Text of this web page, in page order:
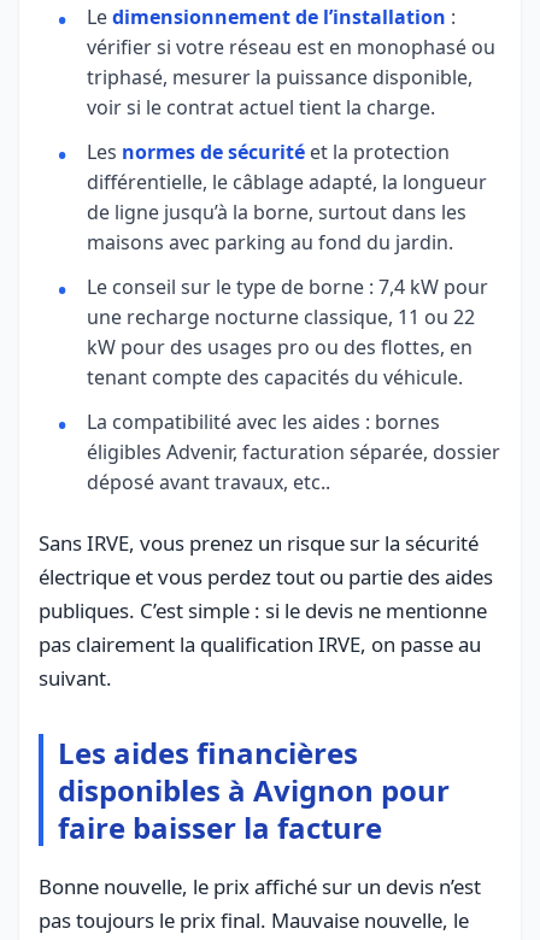
Ledimensionnement de l’installation :
vérifier si votre réseau est en monophasé ou
triphasé, mesurer la puissance disponible,
voir si le contrat actuel tient la charge.
Les normes de sécurité et la protection
différentielle, le câblage adapté, la longueur
de ligne jusqu’à la borne, surtout dans les
maisons avec parking au fond du jardin.
Le conseil sur le type de borne : 7,4 kW pour
une recharge nocturne classique, 11 ou 22
kW pour des usages pro ou des flottes, en
tenant compte des capacités du véhicule.
La compatibilité avec les aides : bornes
éligibles Advenir, facturation séparée, dossier
déposé avant travaux, etc..
Sans IRVE, vous prenez un risque sur la sécurité
électrique et vous perdez tout ou partie des aides
publiques. C’est simple : si le devis ne mentionne
pas clairement la qualification IRVE, on passe au
suivant.
Les aides financières
disponibles à Avignon pour
faire baisser la facture
Bonne nouvelle, le prix affiché sur un devis n’est
pas toujours le prix final. Mauvaise nouvelle, le